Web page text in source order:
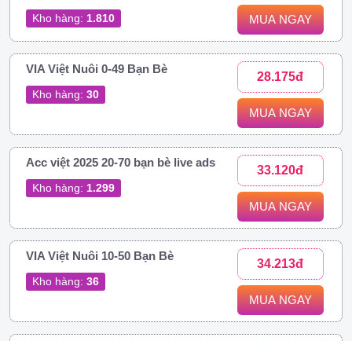
Kho hàng: 1.810 MUA NGAY
VIA Việt Nuôi 0-49 Bạn Bè
Kho hàng: 30
28.175đ
MUA NGAY
Acc việt 2025 20-70 bạn bè live ads
Kho hàng: 1.299
33.120đ
MUA NGAY
VIA Việt Nuôi 10-50 Bạn Bè
Kho hàng: 36
34.213đ
MUA NGAY